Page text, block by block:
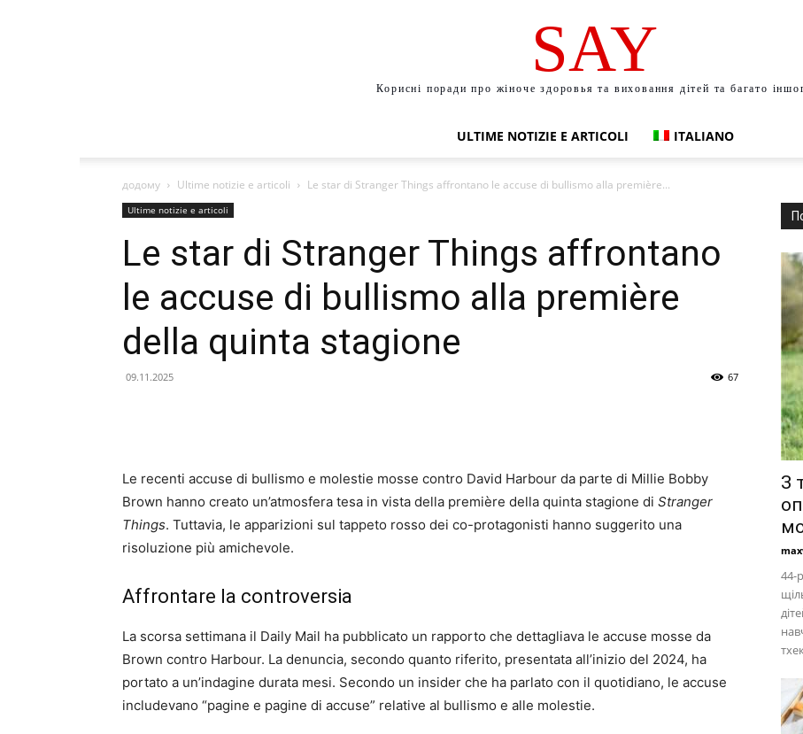
SAY
Корисні поради про жіноче здоровья та виховання дітей та багато
ULTIME NOTIZIE E ARTICOLI ITALIANO
додому Ultime notizie e articoli Le star di Stranger Things affrontano le accuse di bullismo alla première...
Ultime notizie e articoli
Le star di Stranger Things affrontano
le accuse di bullismo alla première
della quinta stagione
09.11.2025 67
Le recenti accuse di bullismo e molestie mosse contro David Harbour da parte di Millie Bobby
Brown hanno creato un’atmosfera tesa in vista della première della quinta stagione di Stranger
Things. Tuttavia, le apparizioni sul tappeto rosso dei co-protagonisti hanno suggerito una
risoluzione più amichevole.
Affrontare la controversia
La scorsa settimana il Daily Mail ha pubblicato un rapporto che dettagliava le accuse mosse da
Brown contro Harbour. La denuncia, secondo quanto riferito, presentata all’inizio del 2024, ha
portato a un’indagine durata mesi. Secondo un insider che ha parlato con il quotidiano, le accuse
includevano “pagine e pagine di accuse” relative al bullismo e alle molestie.
З
44-